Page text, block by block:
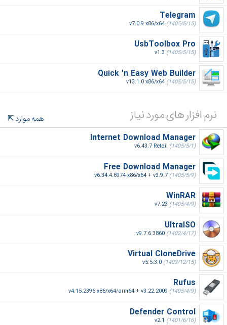
Telegram
v7.0.9 x86/x64 (1405/5/15)
UsbToolbox Pro
v1.3 (1405/5/15)
Quick 'n Easy Web Builder
v13.1.0 x86/x64 (1405/5/15)
نرم افزار های مورد نیاز
همه موارد
Internet Download Manager
v6.43.7 Retail (1405/5/1)
Free Download Manager
v6.34.4.6974 x86/x64 + v3.9.7 (1405/5/9)
WinRAR
v7.23 (1405/4/9)
UltraISO
v9.7.6.3860 (1402/4/17)
Virtual CloneDrive
v5.5.3.0 (1403/12/15)
Rufus
v4.15.2396 x86/x64/arm64 + v3.22.2009 (1405/4/9)
Defender Control
v2.1 (1401/6/16)